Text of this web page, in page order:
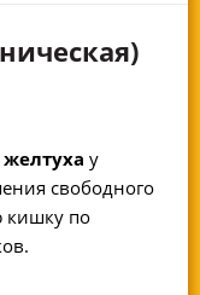
у
свободного
кишку по